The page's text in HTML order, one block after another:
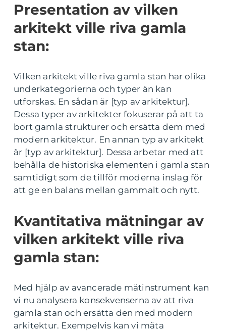
Presentation av vilken
arkitekt ville riva gamla
stan:
Vilken arkitekt ville riva gamla stan har olika
underkategorierna och typer än kan
utforskas. En sådan är [typ av arkitektur].
Dessa typer av arkitekter fokuserar på att ta
bort gamla strukturer och ersätta dem med
modern arkitektur. En annan typ av arkitekt
är [typ av arkitektur]. Dessa arbetar med att
behålla de historiska elementen i gamla stan
samtidigt som de tillför moderna inslag för
att ge en balans mellan gammalt och nytt.
Kvantitativa mätningar av
vilken arkitekt ville riva
gamla stan:
Med hjälp av avancerade mätinstrument kan
vi nu analysera konsekvenserna av att riva
gamla stan och ersätta den med modern
arkitektur. Exempelvis kan vi mäta